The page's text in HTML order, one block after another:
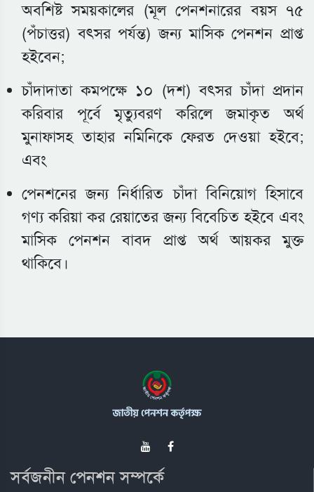
অবশিষ্ট সময়কালের (মূল পেনশনারের বয়স ৭৫
(পঁচাত্তর) বৎসর পর্যন্ত) জন্য মাসিক পেনশন প্রাপ্ত
হইবেন;
চাঁদাদাতা কমপক্ষে ১০ (দশ) বৎসর চাঁদা প্রদান
করিবার পূর্বে মৃত্যুবরণ করিলে জমাকৃত অর্থ
মুনাফাসহ তাহার নমিনিকে ফেরত দেওয়া হইবে;
এবং
পেনশনের জন্য নির্ধারিত চাঁদা বিনিয়োগ হিসাবে
গণ্য করিয়া কর রেয়াতের জন্য বিবেচিত হইবে এবং
মাসিক পেনশন বাবদ প্রাপ্ত অর্থ আয়কর মুক্ত
থাকিবে।
সর্বজনীন পেনশন সম্পর্কে